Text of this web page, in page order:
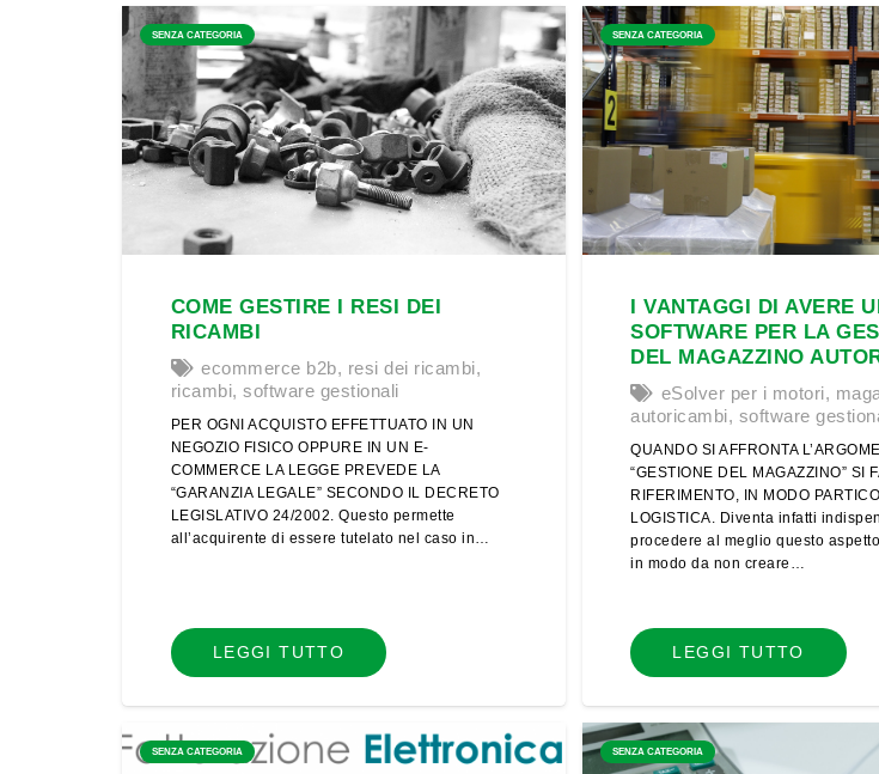
SENZA CATEGORIA
COME GESTIRE I RESI DEI
RICAMBI
ecommerce b2b, resi dei ricambi,
ricambi,software gestionali
PER OGNI ACQUISTO EFFETTUATO IN UN
NEGOZIO FISICO OPPURE IN UN E-
COMMERCE LA LEGGE PREVEDE LA
“GARANZIA LEGALE” SECONDO IL DECRETO
LEGISLATIVO 24/2002. Questo permette
all’acquirente di essere tutelato nel caso in…
LEGGI TUTTO
SENZA CATEGORIA
I VANTAGGI DI AVERE
SOFTWARE PER LA
DEL MAGAZZINO
eSolver per i motori,
autoricambi, software
QUANDO SI AFFRONTA
“GESTIONE DEL MAGAZZINO” SI
RIFERIMENTO, IN MODO
LOGISTICA. Diventa infatti
procedere al meglio questo
in modo da non creare…
LEGGI TUTTO
SENZA CATEGORIA SENZA CATEGORIA